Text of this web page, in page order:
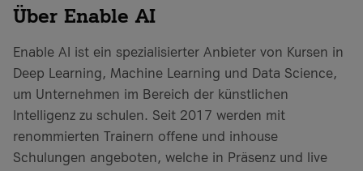
Über Enable AI
Enable AI ist ein spezialisierter Anbieter von Kursen in
Deep Learning, Machine Learning und Data Science,
um Unternehmen im Bereich der künstlichen
Intelligenz zu schulen. Seit 2017 werden mit
renommierten Trainern offene und inhouse
Schulungen angeboten, welche in Präsenz und live